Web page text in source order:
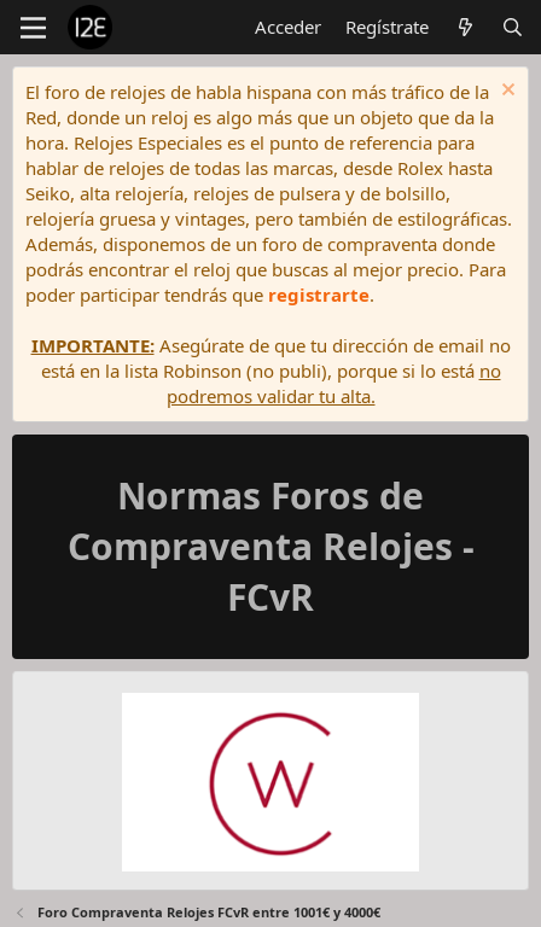
Acceder Regístrate
El foro de relojes de habla hispana con más tráfico de la
Red, donde un reloj es algo más que un objeto que da la
hora. Relojes Especiales es el punto de referencia para
hablar de relojes de todas las marcas, desde Rolex hasta
Seiko, alta relojería, relojes de pulsera y de bolsillo,
relojería gruesa y vintages, pero también de estilográficas.
Además, disponemos de un foro de compraventa donde
podrás encontrar el reloj que buscas al mejor precio. Para
poder participar tendrás que registrarte.
IMPORTANTE:Asegúrate de que tu dirección de email no
está en la lista Robinson (no publi), porque si lo está no
podremos validar tu alta.
Normas Foros de
Compraventa Relojes -
FCvR
Foro Compraventa Relojes FCvR entre 1001€ y 4000€